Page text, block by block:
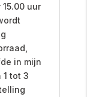
uur
in mijn
tot 3